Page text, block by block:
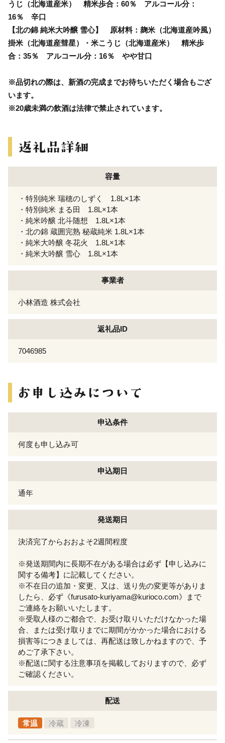
うじ（北海道産米） 精米歩合：60％ アルコール分：
16％ 辛口
【北の錦 純米大吟醸 雪心】 原材料：麹米（北海道産吟風）
掛米（北海道産彗星）・米こうじ（北海道産米） 精米歩
合：35％ アルコール分：16％ やや甘口
※品切れの際は、新酒の完成までお待ちいただく場合もござ
います。
※20歳未満の飲酒は法律で禁止されています。
容量
・特別純米 瑞穂のしずく 1.8L×1本
・特別純米 まる田 1.8L×1本
・純米吟醸 北斗随想 1.8L×1本
・北の錦 蔵囲完熟 秘蔵純米 1.8L×1本
・純米大吟醸 冬花火 1.8L×1本
・純米大吟醸 雪心 1.8L×1本
事業者
小林酒造 株式会社
返礼品ID
7046985
申込条件
何度も申し込み可
申込期日
通年
発送期日
決済完了からおおよそ2週間程度
※発送期間内に長期不在がある場合は必ず【申し込みに
関する備考】に記載してください。
※不在日の追加・変更、又は、送り先の変更等がありま
したら、必ず《furusato-kuriyama@kurioco.com》まで
ご連絡をお願いいたします。
※受取人様のご都合で、お受け取りいただけなかった場
合、または受け取りまでに期間がかかった場合における
損害等につきましては、再配送は致しかねますので、予
めご了承下さい。
※配送に関する注意事項を掲載しておりますので、必ず
ご確認ください。
配送
常温 冷蔵 冷凍